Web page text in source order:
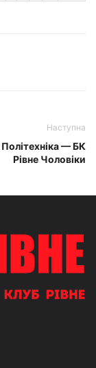
Наступна
Політехніка — БК
Рівне Чоловіки